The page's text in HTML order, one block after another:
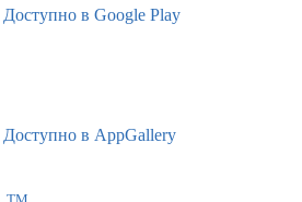
Доступно в Google Play
Доступно в AppGallery